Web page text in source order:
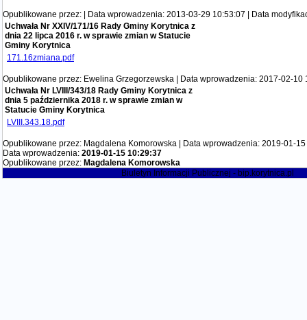
Opublikowane przez: | Data wprowadzenia: 2013-03-29 10:53:07 | Data
Uchwała Nr XXIV/171/16 Rady Gminy Korytnica z
dnia 22 lipca 2016 r. w sprawie zmian w Statucie
Gminy Korytnica
171.16zmiana.pdf
Opublikowane przez: Ewelina Grzegorzewska | Data wprowadzenia: 2017-02-10
Uchwała Nr LVIII/343/18 Rady Gminy Korytnica z
dnia 5 października 2018 r. w sprawie zmian w
Statucie Gminy Korytnica
LVIII.343.18.pdf
Opublikowane przez: Magdalena Komorowska | Data wprowadzenia: 2019-01-
Data wprowadzenia: 2019-01-15 10:29:37
Opublikowane przez: Magdalena Komorowska
Biuletyn Informacji Publicznej - bip.korytnica.pl